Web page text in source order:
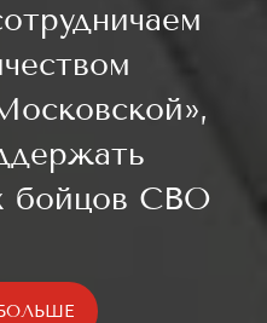
бойцов СВО